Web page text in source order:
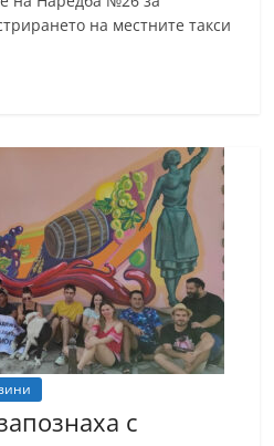
на местните такси
с